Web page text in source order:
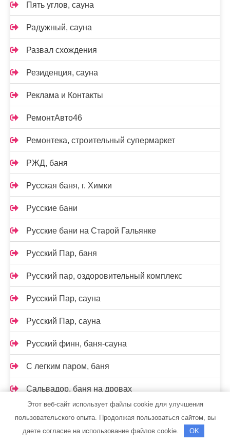
Пять углов, сауна
Радужный, сауна
Развал схождения
Резиденция, сауна
Реклама и Контакты
РемонтАвто46
Ремонтека, строительный супермаркет
РЖД, баня
Русская баня, г. Химки
Русские бани
Русские бани на Старой Гальянке
Русский Пар, баня
Русский пар, оздоровительный комплекс
Русский Пар, сауна
Русский Пар, сауна
Русский финн, баня-сауна
С легким паром, баня
Сальвадор, баня на дровах
Сауна
Этот веб-сайт использует файлы cookie для улучшения
пользовательского опыта. Продолжая пользоваться сайтом, вы
даете согласие на использование файлов cookie.
OK